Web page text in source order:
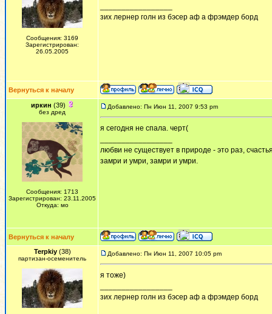
Сообщения: 3169
Зарегистрирован:
26.05.2005
зих лернер голн из бэсер аф а фрэмдер борд
Вернуться к началу
иркин (39)
без дред
Сообщения: 1713
Зарегистрирован: 23.11.2005
Откуда: мо
Добавлено: Пн Июн 11, 2007 9:53 pm
я сегодня не спала. черт(
любви не существует в природе - это раз,
замри и умри, замри и умри.
Вернуться к началу
Terpkiy(38)
партизан-осеменитель
Добавлено: Пн Июн 11, 2007 10:05 pm
я тоже)
зих лернер голн из бэсер аф а фрэмдер борд